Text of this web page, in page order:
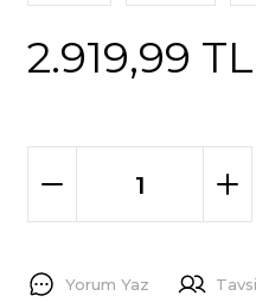
2.919,99 TL
Yorum Yaz